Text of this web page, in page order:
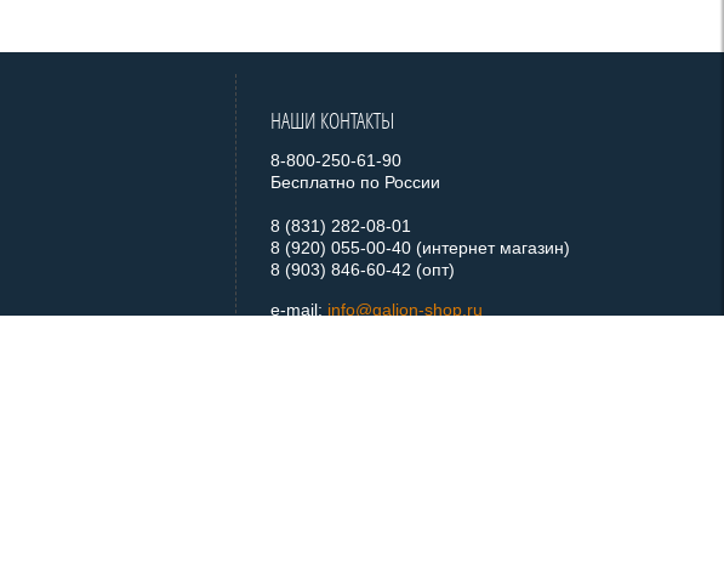
НАШИ КОНТАКТЫ
8-800-250-61-90
Бесплатно по России
8 (831) 282-08-01
8 (920) 055-00-40 (интернет магазин)
8 (903) 846-60-42 (опт)
e-mail: info@galion-shop.ru